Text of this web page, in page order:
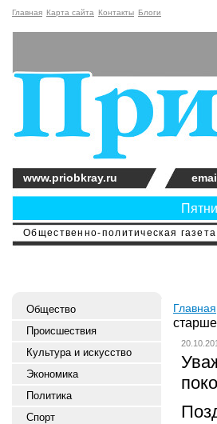
Главная Карта сайта Контакты Блоги
Общественно-политическая
www.priobkray.ru
Общество
Происшествия
Культура и искусство
Экономика
Политика
Спорт
Главная